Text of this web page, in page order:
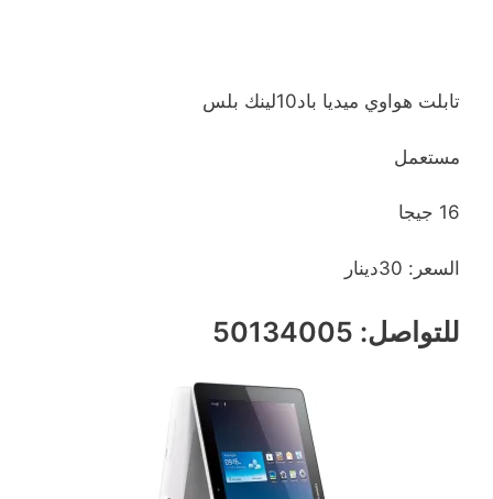
تابلت هواوي ميديا باد10لينك بلس
مستعمل
16 جيجا
السعر: 30دينار
للتواصل: 50134005